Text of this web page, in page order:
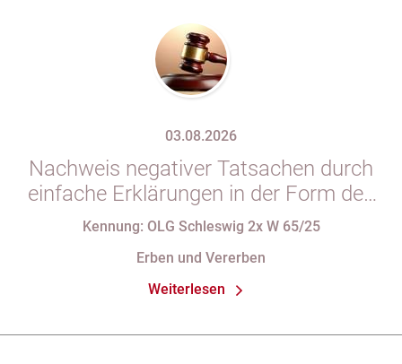
03.08.2026
Nachweis negativer Tatsachen durch
einfache Erklärungen in der Form des
§ 29 GBO (hier: Nichtgeltendmachung
Kennung: OLG Schleswig 2x W 65/25
Erben und Vererben
Weiterlesen